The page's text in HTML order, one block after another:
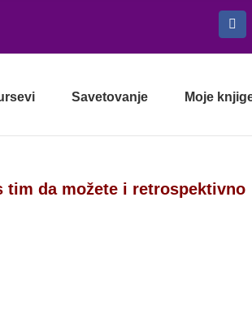
Savetovanje Moje
tim da možete i retrospektivno